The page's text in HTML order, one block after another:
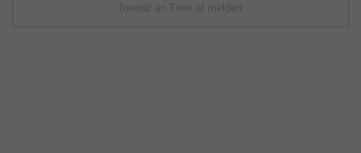
Inserat an Tiere.at melden